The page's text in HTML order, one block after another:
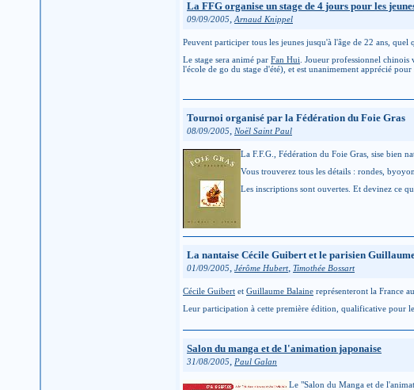
La FFG organise un stage de 4 jours pour les
09/09/2005,Arnaud Knippel
Peuvent participer tous les jeunes jusqu'à l'âge de 22 ans, quel
Le stage sera animé par Fan Hui . Joueur professionnel
l'école de go du stage d'été), et est unanimement apprécié
Tournoi organisé par la Fédération du Foie Gras
08/09/2005, Noël Saint Paul
La F.F.G., Fédération du Foie Gras, sise bien
Vous trouverez tous les détails : rondes,
Les inscriptions sont ouvertes. Et devinez ce
La nantaise Cécile Guibert et le parisien
01/09/2005, Jérôme Hubert, Timothée Bossart
Cécile Guibert et Guillaume Balaine représenteront la France au
Leur participation à cette première édition, qualificative pour
Salon du manga et de l'animation japonaise
31/08/2005 Paul Galan
Le "Salon du Manga et de